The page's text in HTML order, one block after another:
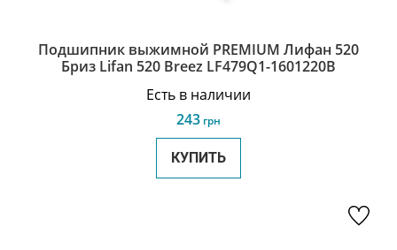
Подшипник выжимной PREMIUM Лифан 520
Бриз Lifan 520 Breez LF479Q1-1601220B
Есть в наличии
243 грн
КУПИТЬ